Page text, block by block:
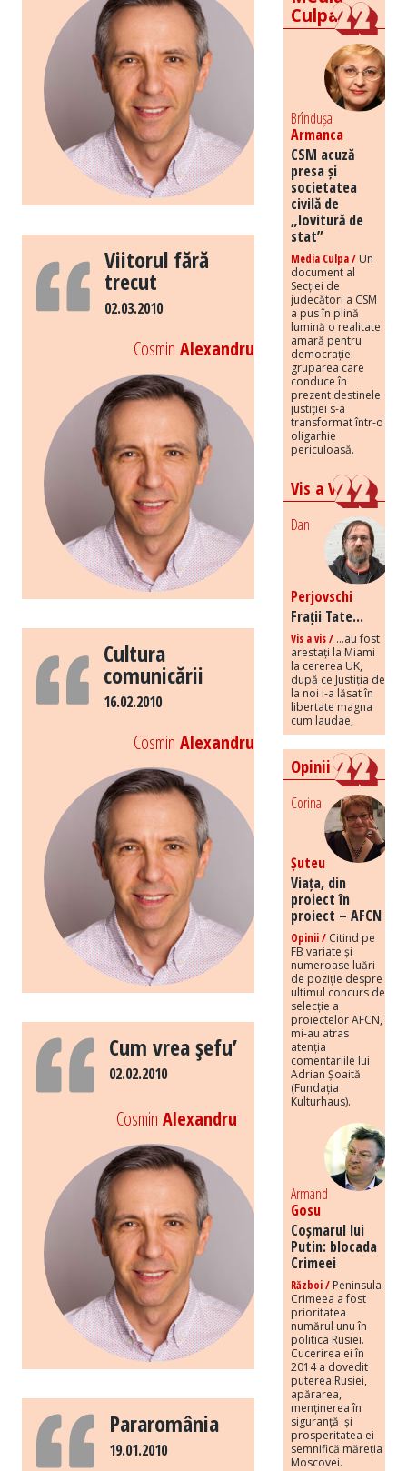
Viitorul fără
trecut
02.03.2010
Cosmin Alexandru
Cultura
comunicării
16.02.2010
Cosmin Alexandru
Cum vrea şefu’
02.02.2010
Cosmin Alexandru
Pararomânia
19.01.2010
Culpa
Brîndușa
Armanca
CSM acuză
presa și
societatea
civilă de
„lovitură de
stat”
Media Culpa / Un
document al
Secției de
judecători a CSM
a pus în plină
lumină o realitate
amară pentru
democrație:
gruparea care
conduce în
prezent destinele
justiției s-a
transformat într-o
oligarhie
periculoasă.
Vis a Vis
Dan
Perjovschi
Frații Tate...
Vis a vis / ...au fost
arestați la Miami
la cererea UK,
după ce Justiția de
la noi i-a lăsat în
libertate magna
cum laudae,
Opinii
Corina
Șuteu
Viața, din
proiect în
proiect – AFCN
Opinii / Citind pe
FB variate și
numeroase luări
de poziție despre
ultimul concurs de
selecție a
proiectelor AFCN,
mi-au atras
atenția
comentariile lui
Adrian Șoaită
(Fundația
Kulturhaus).
Armand
Gosu
Coșmarul lui
Putin: blocada
Crimeei
Război / Peninsula
Crimeea a fost
prioritatea
numărul unu în
politica Rusiei.
Cucerirea ei în
2014 a dovedit
puterea Rusiei,
apărarea,
menținerea în
siguranță și
prosperitatea ei
semnifică măreția
Moscovei.